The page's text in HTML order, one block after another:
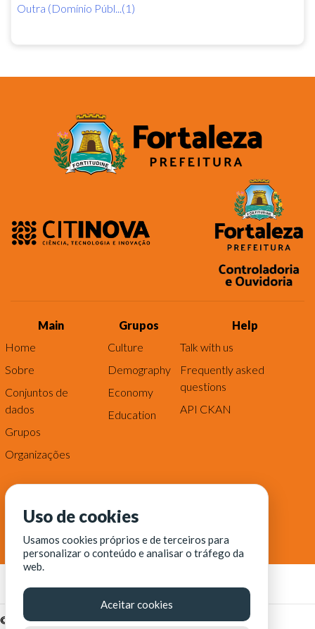
Outra (Domínio Públ...(1)
Main
Home
Sobre
Conjuntos de
dados
Grupos
Organizações
Grupos
Culture
Demography
Economy
Education
Help
Talk with us
Frequently asked
questions
API CKAN
© Fortaleza Digital || CITINOVA - Fundação de Ciência,
Uso de cookies
Usamos cookies próprios e de terceiros para
personalizar o conteúdo e analisar o tráfego da
web.
Aceitar cookies